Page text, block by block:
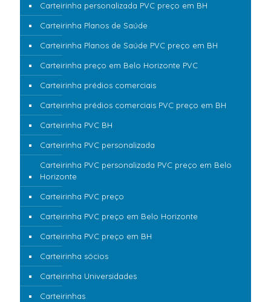
Carteirinha personalizada PVC preço em BH
Carteirinha Planos de Saúde
Carteirinha Planos de Saúde PVC preço em BH
Carteirinha preço em Belo Horizonte PVC
Carteirinha prédios comerciais
Carteirinha prédios comerciais PVC preço em BH
Carteirinha PVC BH
Carteirinha PVC personalizada
Carteirinha PVC personalizada PVC preço em Belo
Horizonte
Carteirinha PVC preço
Carteirinha PVC preço em Belo Horizonte
Carteirinha PVC preço em BH
Carteirinha sócios
Carteirinha Universidades
Carteirinhas